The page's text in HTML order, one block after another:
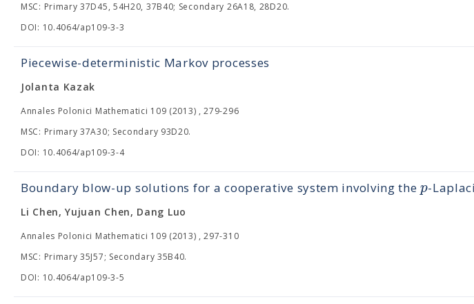
MSC: Primary 37D45, 54H20, 37B40; Secondary 26A18, 28D20.
DOI: 10.4064/ap109-3-3
Piecewise-deterministic Markov processes
Jolanta Kazak
Annales Polonici Mathematici 109 (2013) , 279-296
MSC: Primary 37A30; Secondary 93D20.
DOI: 10.4064/ap109-3-4
Boundary blow-up solutions for a cooperative system involving thep-
Li Chen, Yujuan Chen, Dang Luo
Annales Polonici Mathematici 109 (2013) , 297-310
MSC: Primary 35J57; Secondary 35B40.
DOI: 10.4064/ap109-3-5